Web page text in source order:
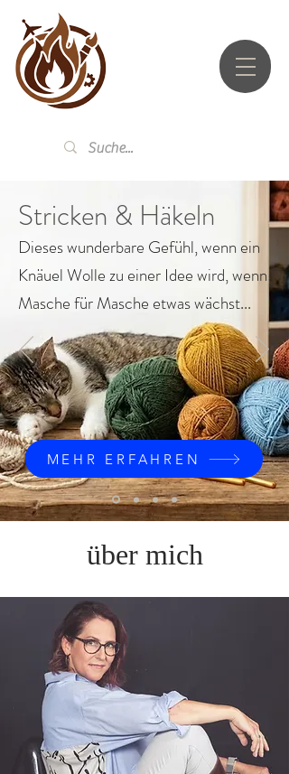
Stricken & Häkeln
Dieses wunderbare Gefühl, wenn ein
Knäuel Wolle zu einer Idee wird, wenn
Masche für Masche etwas wächst...
MEHR ERFAHREN
über mich